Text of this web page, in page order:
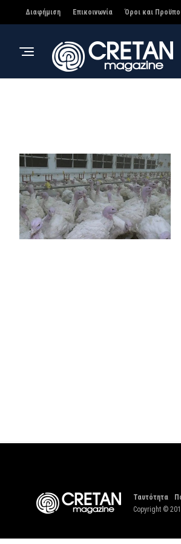
Διαφήμιση Επικοινωνία Όροι και
Ταυτότητα
Copyright ©